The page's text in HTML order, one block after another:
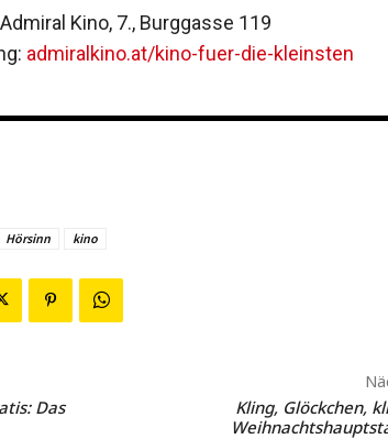
Admiral Kino, 7., Burggasse 119
admiralkino.at/kino-fuer-die-kleinsten
Hörsinn kino
Das
Kling, Glöckchen,